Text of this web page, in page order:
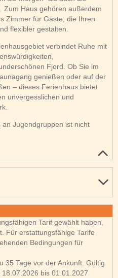
Zum Haus gehören außerdem
Zimmer für Gäste, die Ihren
flexibler gestalten.
verbindet Ruhe mit
Fjord. Ob Sie im
genießen oder auf der
– dieses Ferienhaus bietet
unvergesslichen und
an Jugendgruppen ist nicht
Tarif gewählt haben,
Für erstattungsfähige Tarife
Bedingungen für
35 Tage vor der Ankunft. Gültig
bis 01.01.2027